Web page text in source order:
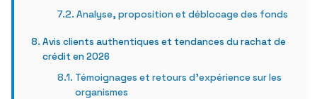
Analyse, proposition et déblocage des fonds
Avis clients authentiques et tendances du rachat de
crédit en 2026
Témoignages et retours d’expérience sur les
organismes